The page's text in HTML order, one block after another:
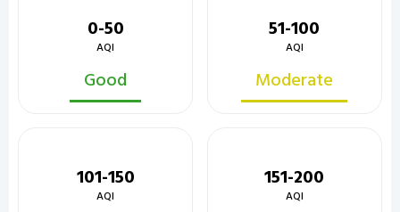
0-50
AQI
Good
51-100
AQI
Moderate
101-150
AQI
151-200
AQI